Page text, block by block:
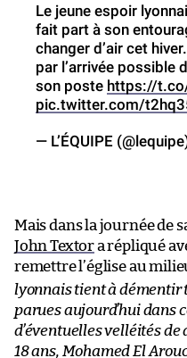
Le jeune espoir
fait part à son
changer d’air cet
par l’arrivée possible
son poste https://
pic.twitter.com/
— L’ÉQUIPE
Mais dans la journée de
John Textora répliqué
remettre l’église au
lyonnais tient à démentir
parues aujourd’hui dans
d’éventuelles velléités
18 ans, Mohamed El